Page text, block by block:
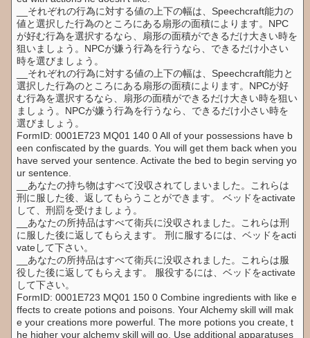
__それぞれの行為に対する値の上下の幅は、Speechcraft能力の
値と選択した行為のところにある扇形の面積によります。NPC
が好む行為を選択するなら、扇形の面積ができるだけ大きい時を
狙いましょう。NPCが嫌う行為を行うなら、できるだけ小さい
時を選びましょう。
__それぞれの行為に対する値の上下の幅は、Speechcraft能力と
選択した行為のところにある扇形の面積によります。NPCが好
む行為を選択するなら、扇形の面積ができるだけ大きい時を狙い
ましょう。NPCが嫌う行為を行うなら、できるだけ小さい時を
選びましょう。
FormID: 0001E723 MQ01 140 0 All of your possessions have b
een confiscated by the guards. You will get them back when you
have served your sentence. Activate the bed to begin serving yo
ur sentence.
__あなたの持ち物はすべて没収されてしまいました。これらは
刑に服した後、返してもらうことができます。 ベッドをactivate
して、刑罰を受けましょう。
__あなたの所持品はすべて衛兵に没収されました。これらは刑
に服した後に返してもらえます。 刑に服するには、ベッドをacti
vateして下さい。
__あなたの所持品はすべて衛兵に没収されました。これらは服
役した後に返してもらえます。 服役するには、ベッドをactivate
して下さい。
FormID: 0001E723 MQ01 150 0 Combine ingredients with like e
ffects to create potions and poisons. Your Alchemy skill will mak
e your creations more powerful. The more potions you create, t
he higher your alchemy skill will go. Use additional apparatuses